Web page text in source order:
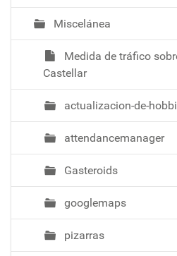
Miscelánea
Medida de tráfico
Castellar
actualizacion-de-
attendancemanager
Gasteroids
googlemaps
pizarras